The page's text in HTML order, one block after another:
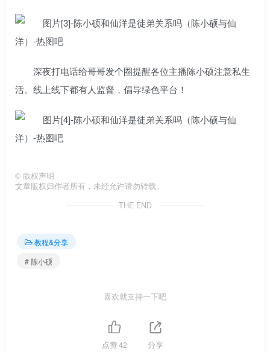
深夜打电话给哥哥发个圈提醒各位主播陈小硕注意私生
活。线上线下都有人监督，倡导绿色平台！
© 版权声明
文章版权归作者所有，未经允许请勿转载。
THE END
教程&分享
# 陈小硕
喜欢就支持一下吧
点赞42 分享